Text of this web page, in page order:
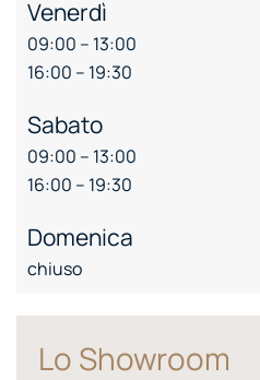
Venerdì
09:00 – 13:00
16:00 – 19:30
Sabato
09:00 – 13:00
16:00 – 19:30
Domenica
chiuso
Lo Showroom